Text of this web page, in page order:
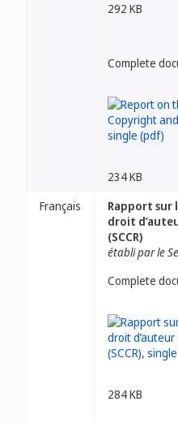
292 KB
Complete
234 KB
Français
Rapport sur
droit
(SCCR)
établi par le
Complete
284 KB